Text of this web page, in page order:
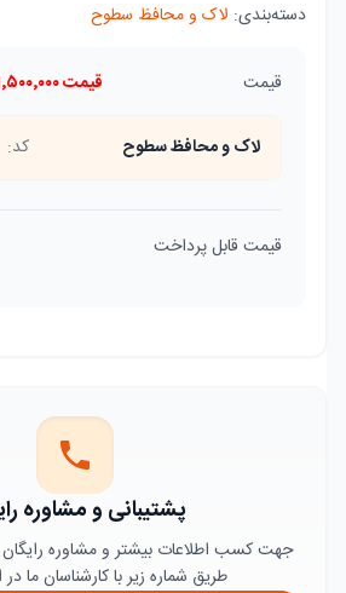
دسته‌بندی: لاک و محافظ سطوح
قیمت قیمت
لاک و محافظ سطوح کد:
قیمت قابل پرداخت
پشتیبانی و مشاوره
جهت کسب اطلاعات بیشتر و مشاوره
طریق شماره زیر با کارشناسان ما در